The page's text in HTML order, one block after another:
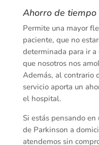
Ahorro de tiempo
Permite una mayor
paciente, que no
determinada para ir
que nosotros nos
Además, al contrario
servicio aporta un
el hospital.
Si estás pensando
de Parkinson a
atendemos sin